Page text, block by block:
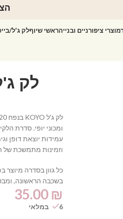
מוצרי ציפורניים ובנייהראשי שיוףלק ג'ל/
ומכוני יופי. סדרת
עמידות יוצאת דופן
וזמינות מתמשכת של
כל גוון בסדרה
בשכבה הראשונה,
35.00 ₪
6 במלאי